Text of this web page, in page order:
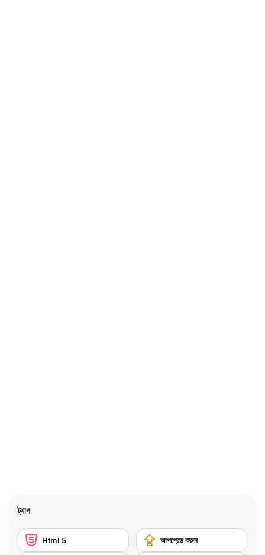
ট্যাগ
Html 5 আপগ্রেড করুন